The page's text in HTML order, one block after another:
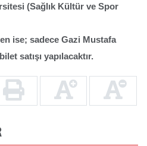
(Sağlık Kültür ve Spor
ise; sadece Gazi Mustafa
satışı yapılacaktır.